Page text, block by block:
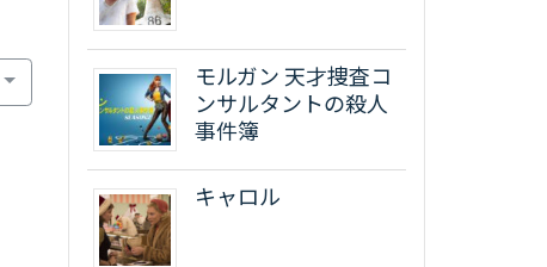
モルガン 天才捜査コ
ンサルタントの殺人
事件簿
キャロル